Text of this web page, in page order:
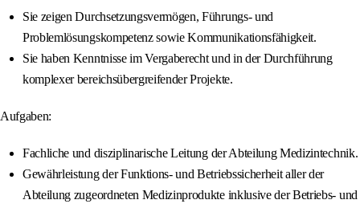
Sie zeigen Durchsetzungsvermögen, Führungs- und
Problemlösungskompetenz sowie Kommunikationsfähigkeit.
Sie haben Kenntnisse im Vergaberecht und in der Durchführung
komplexer bereichsübergreifender Projekte.
Aufgaben:
Fachliche und disziplinarische Leitung der Abteilung Medizintechnik.
Gewährleistung der Funktions- und Betriebssicherheit aller der
Abteilung zugeordneten Medizinprodukte inklusive der Betriebs- und